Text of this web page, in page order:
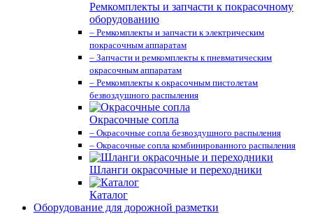
Ремкомплекты и запчасти к покрасочному
оборудованию
– Ремкомплекты и запчасти к электрическим
покрасочным аппаратам
– Запчасти и ремкомплекты к пневматическим
окрасочным аппаратам
– Ремкомплекты к окрасочным пистолетам
безвоздушного распыления
Окрасочные сопла
– Окрасочные сопла безвоздушного распыления
– Окрасочные сопла комбинированного распыления
Шланги окрасочные и переходники
Каталог
Оборудование для дорожной разметки